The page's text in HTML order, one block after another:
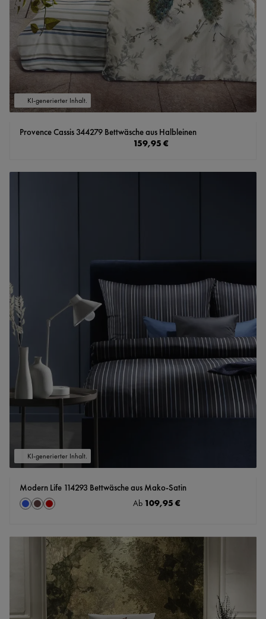
KI-generierter Inhalt.
Provence Cassis 344279 Bettwäsche aus Halbleinen
Regulärer Preis:
159,95 €
KI-generierter Inhalt.
Modern Life 114293 Bettwäsche aus Mako-Satin
Farbeauswählen
blauchocolate
marsala
Regulärer Preis:
Ab 109,95 €